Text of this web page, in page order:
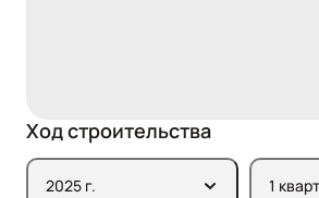
Ход строительства
2025 г. 1